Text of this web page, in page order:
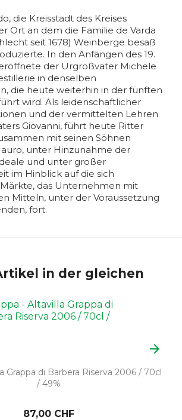
die Kreisstadt des Kreises
Ort an dem die Familie de Varda
seit 1678) Weinberge besaß
In den Anfängen des 19.
der Urgroßvater Michele
in denselben
die heute weiterhin in der fünften
wird. Als leidenschaftlicher
und der vermittelten Lehren
Giovanni, führt heute Ritter
mit seinen Söhnen
unter Hinzunahme der
und unter großer
im Hinblick auf die sich
das Unternehmen mit
Mitteln, unter der Voraussetzung
fort.
in der gleichen
arrow_forward
Grappa di Barbera Riserva 2006 / 70cl
/ 49%
87,00 CHF